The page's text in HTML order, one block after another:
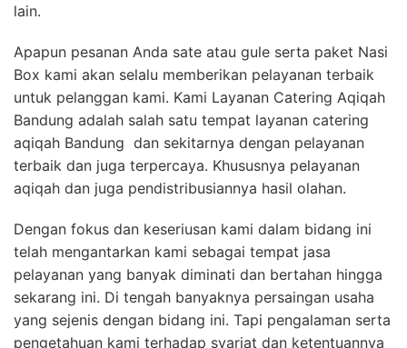
lain.
Apapun pesanan Anda sate atau gule serta paket Nasi
Box kami akan selalu memberikan pelayanan terbaik
untuk pelanggan kami. Kami Layanan Catering Aqiqah
Bandung adalah salah satu tempat layanan catering
aqiqah Bandung dan sekitarnya dengan pelayanan
terbaik dan juga terpercaya. Khususnya pelayanan
aqiqah dan juga pendistribusiannya hasil olahan.
Dengan fokus dan keseriusan kami dalam bidang ini
telah mengantarkan kami sebagai tempat jasa
pelayanan yang banyak diminati dan bertahan hingga
sekarang ini. Di tengah banyaknya persaingan usaha
yang sejenis dengan bidang ini. Tapi pengalaman serta
pengetahuan kami terhadap syariat dan ketentuannya